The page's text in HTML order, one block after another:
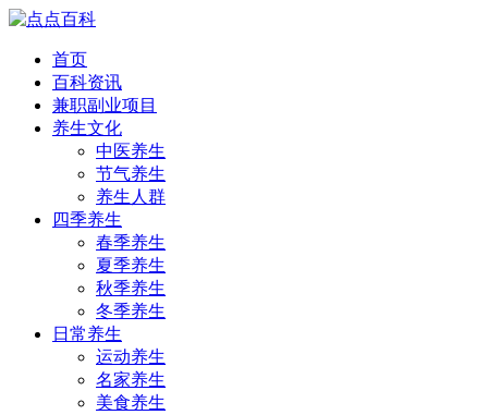
首页
百科资讯
兼职副业项目
养生文化
中医养生
节气养生
养生人群
四季养生
春季养生
夏季养生
秋季养生
冬季养生
日常养生
运动养生
名家养生
美食养生